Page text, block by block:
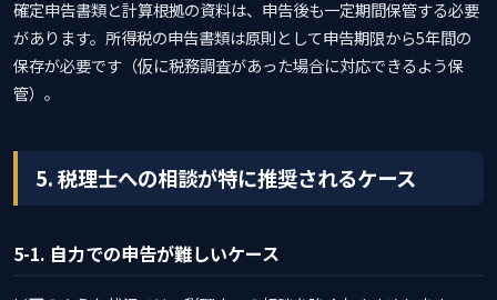
確定申告書類と計算根拠の資料は、申告後も一定期間保管する必要
があります。所得税の申告書類は原則として申告期限から5年間の
保存が必要です（仮に税務調査があった場合に対応できるよう保
管）。
5. 税理士への相談が特に推奨されるケース
5-1. 自力での申告が難しいケース